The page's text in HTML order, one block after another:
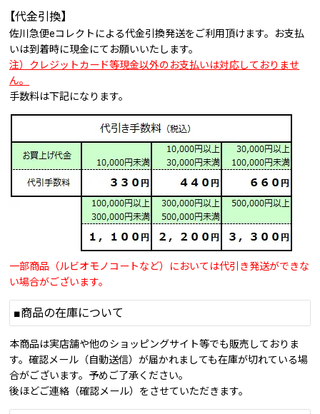
【代金引換】
佐川急便eコレクトによる代金引換発送をご利用頂けます。お支払
いは到着時に現金にてお願いいたします。
注）クレジットカード等現金以外のお支払いは対応しておりませ
ん。
手数料は下記になります。
一部商品（ルビオモノコートなど）においては代引き発送ができな
い場合がございます。
■商品の在庫について
本商品は実店舗や他のショッピングサイト等でも販売しておりま
す。確認メール（自動送信）が届かれましても在庫が切れている場
合がございます。予めご了承ください。
後ほどご連絡（確認メール）をさせていただきます。